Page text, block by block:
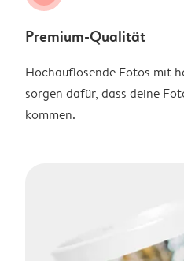
Premium-Qualität
Hochauflösende Fotos mit
sorgen dafür, dass deine
kommen.